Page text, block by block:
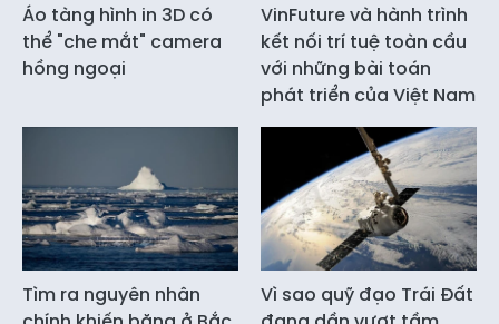
Áo tàng hình in 3D có
thể "che mắt" camera
hồng ngoại
VinFuture và hành trình
kết nối trí tuệ toàn cầu
với những bài toán
phát triển của Việt Nam
Tìm ra nguyên nhân
Vì sao quỹ đạo Trái Đất